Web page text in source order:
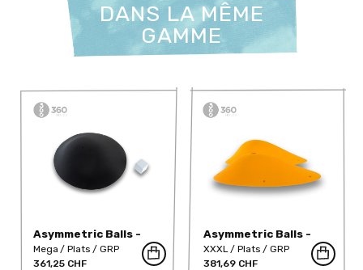
DANS LA MÊME
GAMME
Asymmetric Balls -
360-142-B
Mega Plats
GRP
361,25 CHF
Asymmetric Balls -
360-148
XXXL Plats
GRP
381,69 CHF